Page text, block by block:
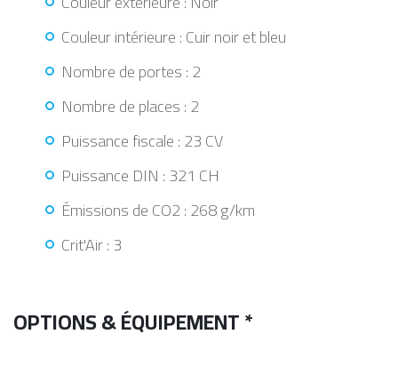
Couleur intérieure : Cuir noir et bleu
Nombre de portes : 2
Nombre de places : 2
Puissance fiscale : 23 CV
Puissance DIN : 321 CH
Émissions de CO2 : 268 g/km
Crit'Air : 3
OPTIONS & ÉQUIPEMENT *